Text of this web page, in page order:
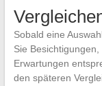
Sobald eine
Sie
Erwartungen
den späteren